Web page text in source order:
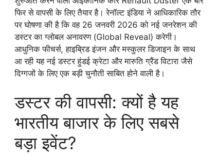
फिर से वापसी के लिए तैयार है। रेनॉल्ट इंडिया ने आधिकारिक तौर
पर घोषणा की है कि वह 26 जनवरी 2026 को नई जनरेशन की
डस्टर का ग्लोबल अनावरण (Global Reveal) करेगी।
आधुनिक फीचर्स, हाइब्रिड इंजन और मस्कुलर डिजाइन के साथ
आ रही यह नई डस्टर हुंडई क्रेटा और मारुति ग्रैंड विटारा जैसे
दिग्गजों के लिए एक बड़ी चुनौती साबित होने वाली है।
डस्टर की वापसी: क्यों है यह
भारतीय बाजार के लिए सबसे
बड़ा इवेंट?